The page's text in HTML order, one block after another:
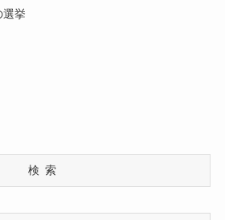
選挙
検索